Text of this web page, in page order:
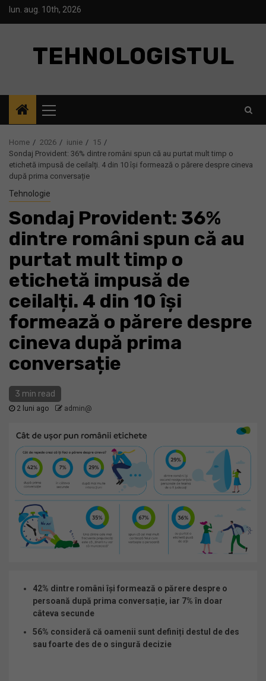
Skiplun. aug. 10th, 2026
TEHNOLOGISTUL
Menu
Home 2026 iunie
15
Sondaj Provident: 36% dintre români spun că au purtat mult timp o
etichetă impusă de ceilalți. 4 din 10 își formează o părere despre cineva
după prima conversație
Tehnologie
Sondaj Provident: 36%
dintre români spun că au
purtat mult timp o
etichetă impusă de
ceilalți. 4 din 10 își
formează o părere despre
cineva după prima
conversație
3 min read
2 luni ago admin@
42% dintre români își formează o părere despre o
persoană după prima conversație, iar 7% în doar
câteva secunde
56% consideră că oamenii sunt definiți destul de des
sau foarte des de o singură decizie